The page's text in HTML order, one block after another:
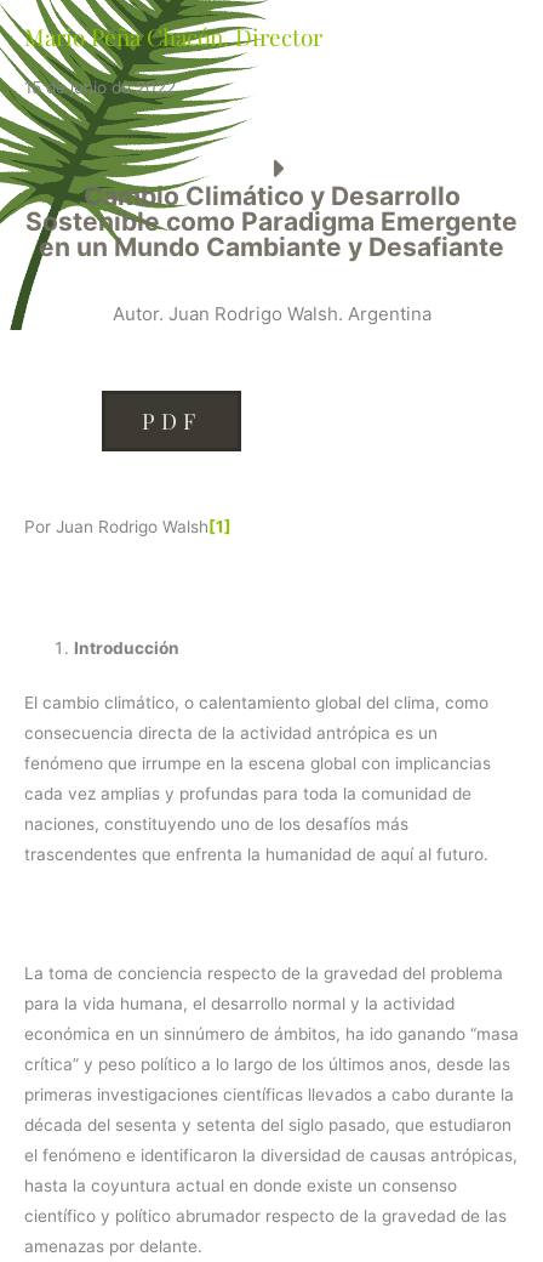
Mario Peña Chacón. Director
15 de junio de 2022
Cambio Climático y Desarrollo
Sostenible como Paradigma Emergente
en un Mundo Cambiante y Desafiante
Autor. Juan Rodrigo Walsh. Argentina
PDF
Por Juan Rodrigo Walsh [1]
Introducción
El cambio climático, o calentamiento global del clima, como
consecuencia directa de la actividad antrópica es un
fenómeno que irrumpe en la escena global con implicancias
cada vez amplias y profundas para toda la comunidad de
naciones, constituyendo uno de los desafíos más
trascendentes que enfrenta la humanidad de aquí al futuro.
La toma de conciencia respecto de la gravedad del problema
para la vida humana, el desarrollo normal y la actividad
económica en un sinnúmero de ámbitos, ha ido ganando “masa
crítica” y peso político a lo largo de los últimos anos, desde las
primeras investigaciones científicas llevados a cabo durante la
década del sesenta y setenta del siglo pasado, que estudiaron
el fenómeno e identificaron la diversidad de causas antrópicas,
hasta la coyuntura actual en donde existe un consenso
científico y político abrumador respecto de la gravedad de las
amenazas por delante.